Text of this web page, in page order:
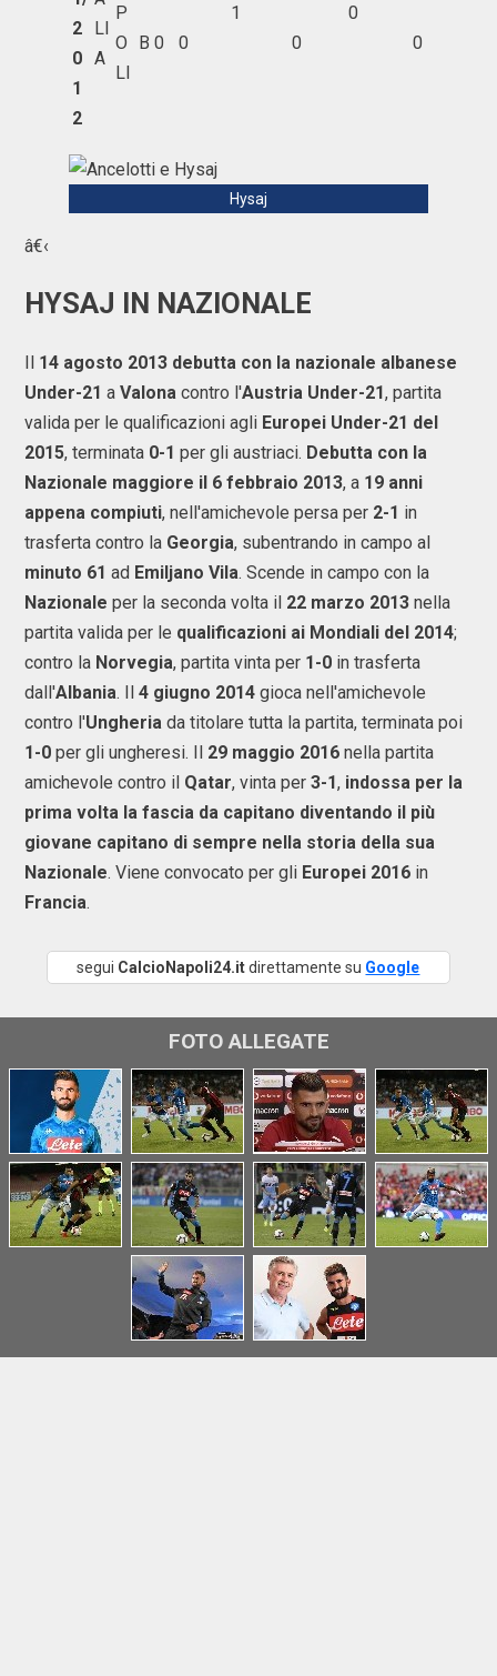
2
0
1
2
LI
A
P
O
LI
B 0 0
1
0
0
0
Hysaj
â€‹
HYSAJ IN NAZIONALE
Il 14 agosto 2013 debutta con la nazionale albanese
Under-21 a Valona contro l'Austria Under-21, partita
valida per le qualificazioni agli Europei Under-21 del
2015, terminata 0-1 per gli austriaci. Debutta con la
Nazionale maggiore il 6 febbraio 2013, a 19 anni
appena compiuti, nell'amichevole persa per 2-1 in
trasferta contro la Georgia, subentrando in campo al
minuto 61 ad Emiljano Vila. Scende in campo con la
Nazionale per la seconda volta il 22 marzo 2013 nella
partita valida per le qualificazioni ai Mondiali del 2014;
contro la Norvegia, partita vinta per 1-0 in trasferta
dall'Albania. Il 4 giugno 2014 gioca nell'amichevole
contro l'Ungheria da titolare tutta la partita, terminata poi
1-0 per gli ungheresi. Il 29 maggio 2016 nella partita
amichevole contro il Qatar, vinta per 3-1, indossa per la
prima volta la fascia da capitano diventando il più
giovane capitano di sempre nella storia della sua
Nazionale. Viene convocato per gli Europei 2016 in
Francia.
segui CalcioNapoli24.itdirettamente su Google
FOTO ALLEGATE